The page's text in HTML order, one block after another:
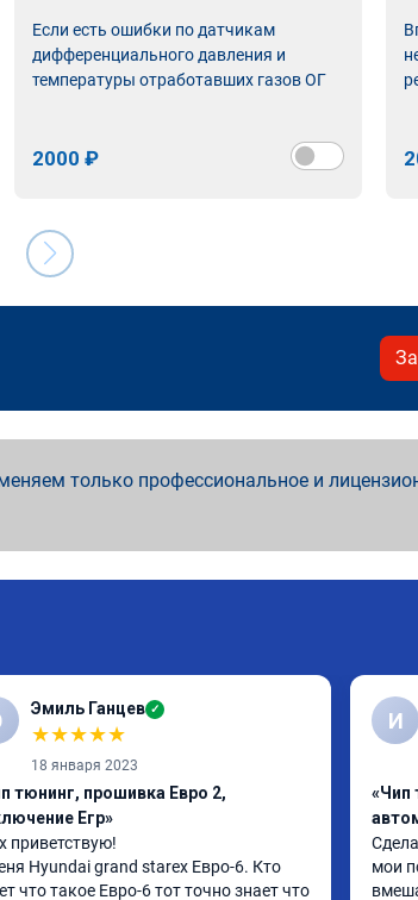
Если есть ошибки по датчикам
дифференциального давления и
температуры отработавших газов ОГ
2000 ₽
только профессиональное и
Эмиль Ганцев ✓
★★★★★
18 января 2023
тюнинг, прошивка Евро 2,
Егр»
приветствую!
Hyundai grand starex Евро-6. Кто
что такое Евро-6 тот точно знает что
И
«Чип
мои